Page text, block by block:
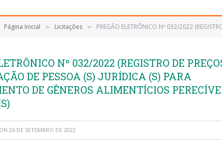
Página Inicial » Licitações » PREGÃO ELETRÔNICO Nº 032/2022 (REGISTRO DE PREÇOS
Nº 032/2022 (REGISTRO DE
DE PESSOA (S) JURÍDICA (S) PARA
DE GÊNEROS ALIMENTÍCIOS
ON 26 DE SETEMBRO DE 2022